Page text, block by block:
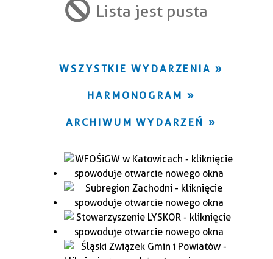
Trwające w zakresie Lista jest pusta
WSZYSTKIE WYDARZENIA
HARMONOGRAM
ARCHIWUM WYDARZEŃ